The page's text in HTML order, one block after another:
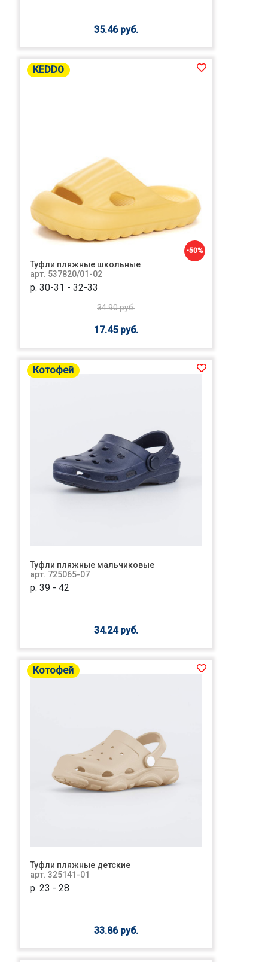
35.46 руб.
-50%
KEDDO
Туфли пляжные школьные
арт. 537820/01-02
р. 30-31 - 32-33
34.90 руб.
17.45 руб.
Котофей
Туфли пляжные мальчиковые
арт. 725065-07
р. 39 - 42
34.24 руб.
Котофей
Туфли пляжные детские
арт. 325141-01
р. 23 - 28
33.86 руб.